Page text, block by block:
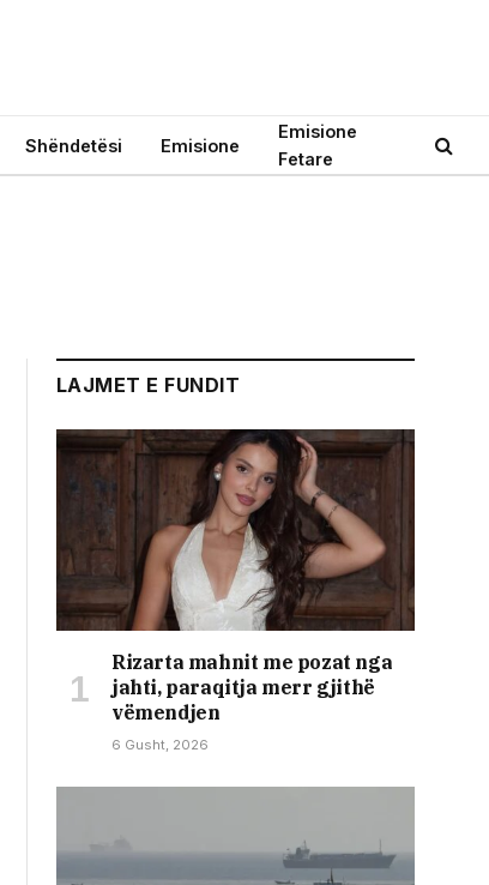
Shëndetësi Emisione
Emisione
Fetare
LAJMET E FUNDIT
Rizarta mahnit me pozat nga
jahti, paraqitja merr gjithë
vëmendjen
6 Gusht, 2026